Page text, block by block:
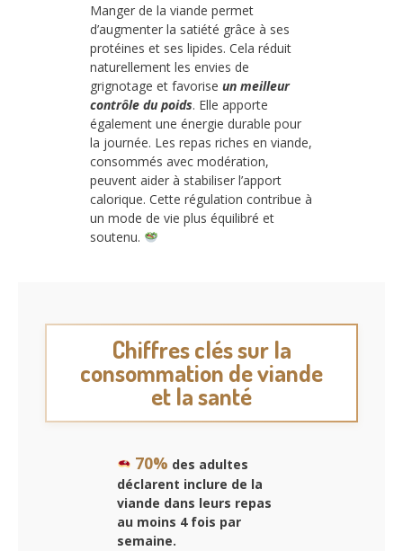
Manger de la viande permet
d’augmenter la satiété grâce à ses
protéines et ses lipides. Cela réduit
naturellement les envies de
grignotage et favorise un meilleur
contrôle du poids. Elle apporte
également une énergie durable pour
la journée. Les repas riches en viande,
consommés avec modération,
peuvent aider à stabiliser l’apport
calorique. Cette régulation contribue à
un mode de vie plus équilibré et
soutenu.
Chiffres clés sur la
consommation de viande
et la santé
70% des adultes
déclarent inclure de la
viande dans leurs repas
au moins 4 fois par
semaine.